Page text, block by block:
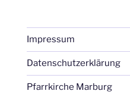
Impressum
Datenschutzerklärung
Pfarrkirche Marburg